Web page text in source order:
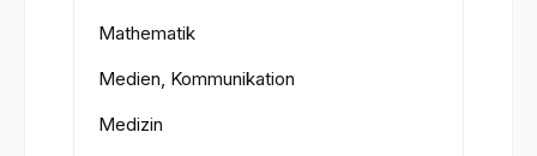
Mathematik
Medien, Kommunikation
Medizin